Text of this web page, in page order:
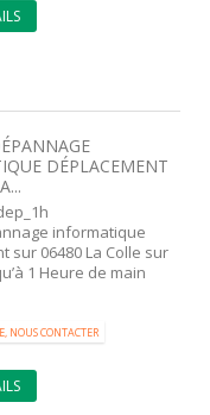
DÉPLACEMENT
informatique
sur 06480 La Colle sur
1 Heure de main
NOUS CONTACTER